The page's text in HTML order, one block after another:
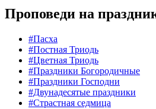
Проповеди на
#Пасха
#Постная Триодь
#Цветная Триодь
#Праздники Богородичные
#Праздники Господни
#Двунадесятые праздники
#Страстная седмица